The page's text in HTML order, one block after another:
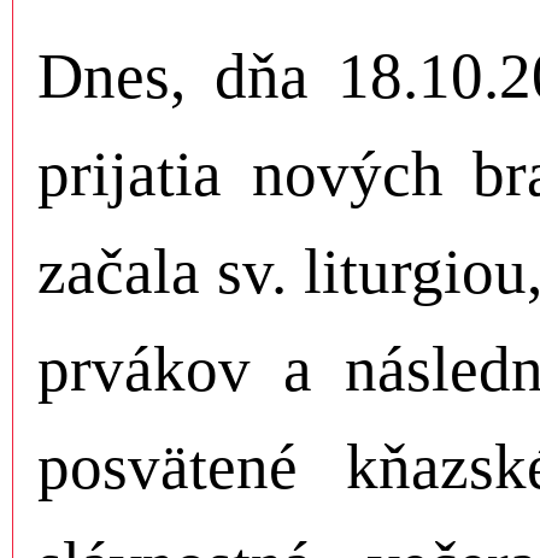
Dnes, dňa
prijatia nových
začala sv.
prvákov a
posvätené